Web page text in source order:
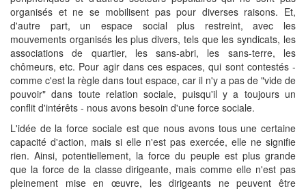
organisés et ne se mobilisent pas pour diverses raisons. Et,
d'autre part, un espace social plus restreint, avec les
mouvements organisés les plus divers, tels que les syndicats, les
associations de quartier, les sans-abri, les sans-terre, les
chômeurs, etc. Pour agir dans ces espaces, qui sont contestés -
comme c'est la règle dans tout espace, car il n'y a pas de "vide de
pouvoir" dans toute relation sociale, puisqu'il y a toujours un
conflit d'intérêts - nous avons besoin d'une force sociale.
L'idée de la force sociale est que nous avons tous une certaine
capacité d'action, mais si elle n'est pas exercée, elle ne signifie
rien. Ainsi, potentiellement, la force du peuple est plus grande
que la force de la classe dirigeante, mais comme elle n'est pas
pleinement mise en œuvre, les dirigeants ne peuvent être